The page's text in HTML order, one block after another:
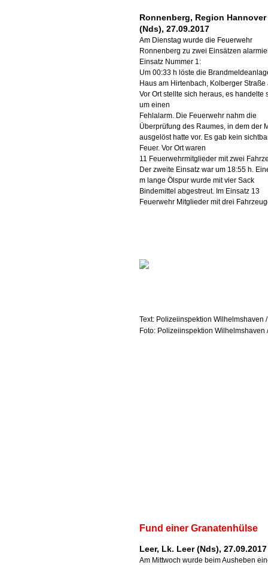
Ronnenberg, Region Hannover
(Nds), 27.09.2017
Am Dienstag wurde die Feuerwehr
Ronnenberg zu zwei Einsätzen
Einsatz Nummer 1:
Um 00:33 h löste die
Haus am Hirtenbach, Kolberger Straße
Vor Ort stellte sich heraus, es handelte
um einen
Fehlalarm. Die Feuerwehr nahm die
Überprüfung des Raumes, in dem der
ausgelöst hatte vor. Es gab kein
Feuer. Vor Ort waren
11 Feuerwehrmitglieder mit zwei
Der zweite Einsatz war um 18:55 h.
m lange Ölspur wurde mit vier Sack
Bindemittel abgestreut. Im Einsatz 13
Feuerwehr Mitglieder mit drei
Text: Polizeiinspektion Wilhelmshaven
Foto: Polizeiinspektion Wilhelmshaven
Fund einer Granatenhülse
Leer, Lk. Leer (Nds), 27.09.2017
Am Mittwoch wurde beim Ausheben